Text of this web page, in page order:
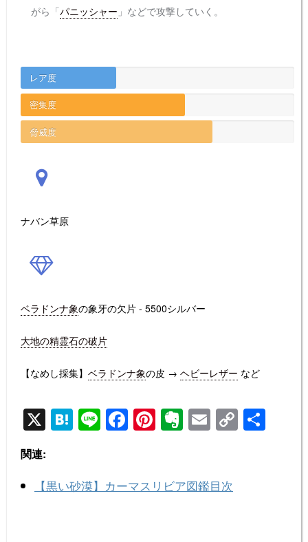
がら「パニッシャー 」などで攻撃していく。
レア度
密集度
脅威度
ナバン草原
ベラドンナ象の象牙の欠片 - 5500シルバー
大地の精霊石の破片
【なめし採集】 ベラドンナ象の皮 → ヘビーレザー など
X H
at
n
Li
n
F
a
e
Pi
nt
e
E
v
n
E
m
C
o
関連:
【黒い砂漠】カーマスリビア図鑑目次